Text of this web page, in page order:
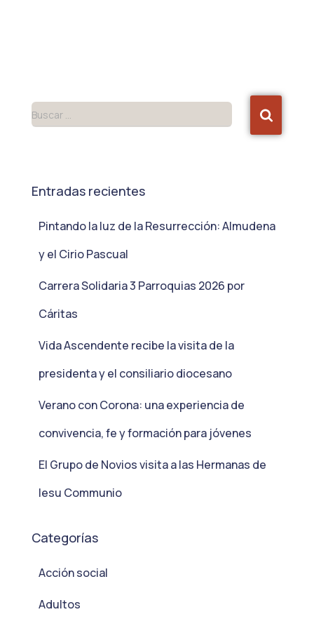
Buscar …
Entradas recientes
Pintando la luz de la Resurrección: Almudena
y el Cirio Pascual
Carrera Solidaria 3 Parroquias 2026 por
Cáritas
Vida Ascendente recibe la visita de la
presidenta y el consiliario diocesano
Verano con Corona: una experiencia de
convivencia, fe y formación para jóvenes
El Grupo de Novios visita a las Hermanas de
Iesu Communio
Categorías
Acción social
Adultos